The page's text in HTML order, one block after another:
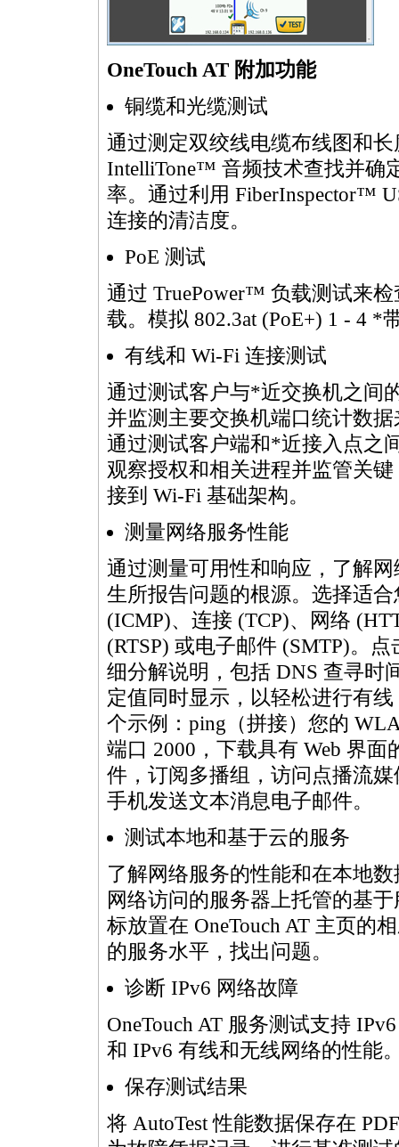
OneTouch AT 附加功能
铜缆和光缆测试
通过测定双绞线电缆布线图和
IntelliTone™ 音频技术查找并确
率。通过利用 FiberInspector™
连接的清洁度。
PoE 测试
通过 TruePower™ 负载测试来
载。模拟 802.3at (PoE+) 1 - 4 *
有线和 Wi-Fi 连接测试
通过测试客户与*近交换机之间
并监测主要交换机端口统计数
通过测试客户端和*近接入点之
观察授权和相关进程并监管关
接到 Wi-Fi 基础架构。
测量网络服务性能
通过测量可用性和响应，了解
生所报告问题的根源。选择适
(ICMP)、连接 (TCP)、网络
(RTSP) 或电子邮件 (SMTP)。
细分解说明，包括 DNS 查寻时
定值同时显示，以轻松进行有
个示例：ping（拼接）您的
端口 2000，下载具有 Web 界
件，订阅多播组，访问点播流
手机发送文本消息电子邮件。
测试本地和基于云的服务
了解网络服务的性能和在本地
网络访问的服务器上托管的基
标放置在 OneTouch AT 主页的
的服务水平，找出问题。
诊断 IPv6 网络故障
OneTouch AT 服务测试支持
和 IPv6 有线和无线网络的性能
保存测试结果
将 AutoTest 性能数据保存在